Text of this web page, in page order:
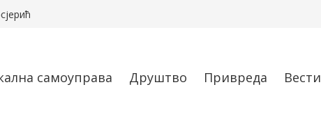
самоуправа Друштво Привреда Вести